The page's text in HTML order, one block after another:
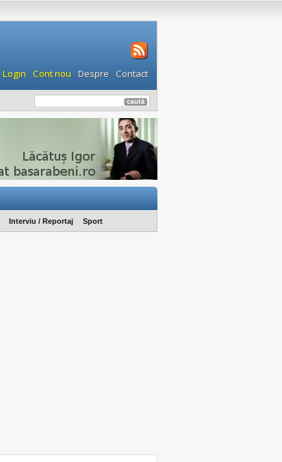
Login Cont nou Despre Contact
Interviu / Reportaj Sport